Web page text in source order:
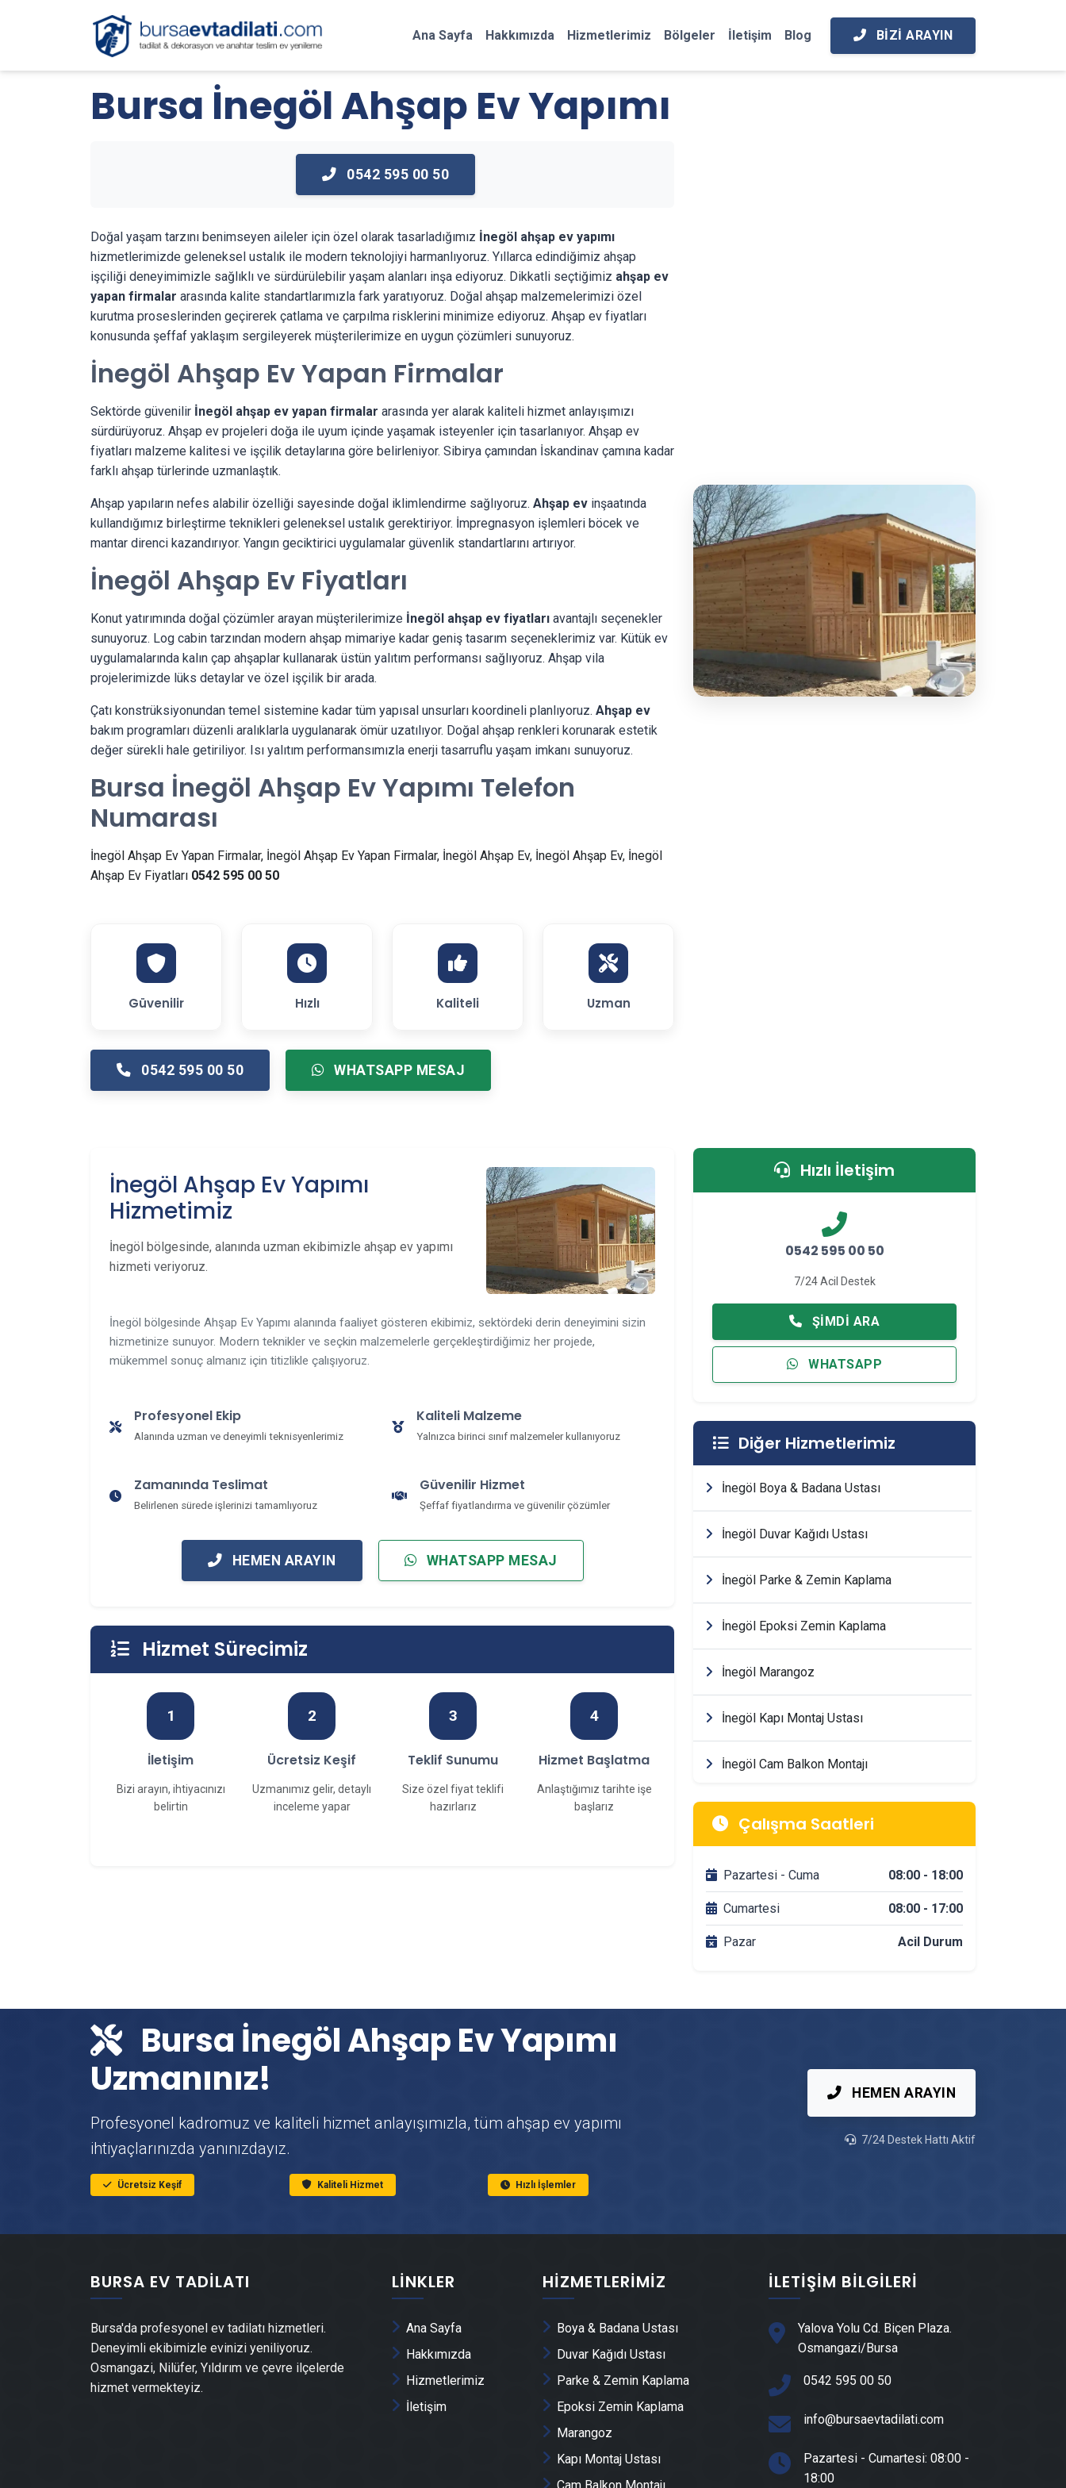
Ana Sayfa Hakkımızda Hizmetlerimiz Bölgeler İletişim Blog BIZI ARAYIN
Bursa İnegöl Ahşap Ev Yapımı
0542 595 00 50
Doğal yaşam tarzını benimseyen aileler için özel olarak tasarladığımız İnegöl ahşap ev yapımı
hizmetlerimizde geleneksel ustalık ile modern teknolojiyi harmanlıyoruz. Yıllarca edindiğimiz ahşap
işçiliği deneyimimizle sağlıklı ve sürdürülebilir yaşam alanları inşa ediyoruz. Dikkatli seçtiğimiz ahşap ev
yapan firmalar arasında kalite standartlarımızla fark yaratıyoruz. Doğal ahşap malzemelerimizi özel
kurutma proseslerinden geçirerek çatlama ve çarpılma risklerini minimize ediyoruz. Ahşap ev fiyatları
konusunda şeffaf yaklaşım sergileyerek müşterilerimize en uygun çözümleri sunuyoruz.
İnegöl Ahşap Ev Yapan Firmalar
Sektörde güvenilir İnegöl ahşap ev yapan firmalar arasında yer alarak kaliteli hizmet anlayışımızı
sürdürüyoruz. Ahşap ev projeleri doğa ile uyum içinde yaşamak isteyenler için tasarlanıyor. Ahşap ev
fiyatları malzeme kalitesi ve işçilik detaylarına göre belirleniyor. Sibirya çamından İskandinav çamına kadar
farklı ahşap türlerinde uzmanlaştık.
Ahşap yapıların nefes alabilir özelliği sayesinde doğal iklimlendirme sağlıyoruz. Ahşap ev inşaatında
kullandığımız birleştirme teknikleri geleneksel ustalık gerektiriyor. İmpregnasyon işlemleri böcek ve
mantar direnci kazandırıyor. Yangın geciktirici uygulamalar güvenlik standartlarını artırıyor.
İnegöl Ahşap Ev Fiyatları
Konut yatırımında doğal çözümler arayan müşterilerimize İnegöl ahşap ev fiyatları avantajlı seçenekler
sunuyoruz. Log cabin tarzından modern ahşap mimariye kadar geniş tasarım seçeneklerimiz var. Kütük ev
uygulamalarında kalın çap ahşaplar kullanarak üstün yalıtım performansı sağlıyoruz. Ahşap vila
projelerimizde lüks detaylar ve özel işçilik bir arada.
Çatı konstrüksiyonundan temel sistemine kadar tüm yapısal unsurları koordineli planlıyoruz. Ahşap ev
bakım programları düzenli aralıklarla uygulanarak ömür uzatılıyor. Doğal ahşap renkleri korunarak estetik
değer sürekli hale getiriliyor. Isı yalıtım performansımızla enerji tasarruflu yaşam imkanı sunuyoruz.
Bursa İnegöl Ahşap Ev Yapımı Telefon
Numarası
İnegöl Ahşap Ev Yapan Firmalar, İnegöl Ahşap Ev Yapan Firmalar, İnegöl Ahşap Ev, İnegöl Ahşap Ev, İnegöl
Ahşap Ev Fiyatları 0542 595 00 50
Güvenilir Hızlı Kaliteli Uzman
0542 595 00 50 WHATSAPP MESAJ
İnegöl Ahşap Ev Yapımı
Hizmetimiz
İnegöl bölgesinde, alanında uzman ekibimizle ahşap ev yapımı
hizmeti veriyoruz.
İnegöl bölgesinde Ahşap Ev Yapımı alanında faaliyet gösteren ekibimiz, sektördeki derin deneyimini sizin
hizmetinize sunuyor. Modern teknikler ve seçkin malzemelerle gerçekleştirdiğimiz her projede,
mükemmel sonuç almanız için titizlikle çalışıyoruz.
Profesyonel Ekip
Alanında uzman ve deneyimli teknisyenlerimiz
Kaliteli Malzeme
Yalnızca birinci sınıf malzemeler kullanıyoruz
Zamanında Teslimat
Belirlenen sürede işlerinizi tamamlıyoruz
Güvenilir Hizmet
Şeffaf fiyatlandırma ve güvenilir çözümler
HEMEN ARAYIN WHATSAPP MESAJ
Hizmet Sürecimiz
1
İletişim
Bizi arayın, ihtiyacınızı
belirtin
2
Ücretsiz Keşif
Uzmanımız gelir, detaylı
inceleme yapar
3
Teklif Sunumu
Size özel fiyat teklifi
hazırlarız
4
Hizmet Başlatma
Anlaştığımız tarihte işe
başlarız
Hızlı İletişim
0542 595 00 50
7/24 Acil Destek
ŞIMDI ARA
WHATSAPP
Diğer Hizmetlerimiz
İnegöl Boya & Badana Ustası
İnegöl Duvar Kağıdı Ustası
İnegöl Parke & Zemin Kaplama
İnegöl Epoksi Zemin Kaplama
İnegöl Marangoz
İnegöl Kapı Montaj Ustası
İnegöl Cam Balkon Montajı
İnegöl Banyo Tadilatı
İnegöl DuşaKabin Montajı
İnegöl Mutfak Tadilatı
İnegöl Peyzaj Hizmetleri
İnegöl Alçıpan Ustası
Çalışma Saatleri
Pazartesi - Cuma 08:00 - 18:00
Cumartesi 08:00 - 17:00
Pazar Acil Durum
Bursa İnegöl Ahşap Ev Yapımı
Uzmanınız!
Profesyonel kadromuz ve kaliteli hizmet anlayışımızla, tüm ahşap ev yapımı
ihtiyaçlarınızda yanınızdayız.
Ücretsiz Keşif Kaliteli Hizmet Hızlı İşlemler
HEMEN ARAYIN
7/24 Destek Hattı Aktif
BURSA EV TADILATI
Bursa'da profesyonel ev tadilatı hizmetleri.
Deneyimli ekibimizle evinizi yeniliyoruz.
Osmangazi, Nilüfer, Yıldırım ve çevre ilçelerde
hizmet vermekteyiz.
LINKLER
Ana Sayfa
Hakkımızda
Hizmetlerimiz
İletişim
HIZMETLERIMIZ
Boya & Badana Ustası
Duvar Kağıdı Ustası
Parke & Zemin Kaplama
Epoksi Zemin Kaplama
Marangoz
Kapı Montaj Ustası
İLETIŞIM BILGILERI
Yalova Yolu Cd. Biçen Plaza.
Osmangazi/Bursa
0542 595 00 50
info@bursaevtadilati.com
Pazartesi - Cumartesi: 08:00 -
18:00